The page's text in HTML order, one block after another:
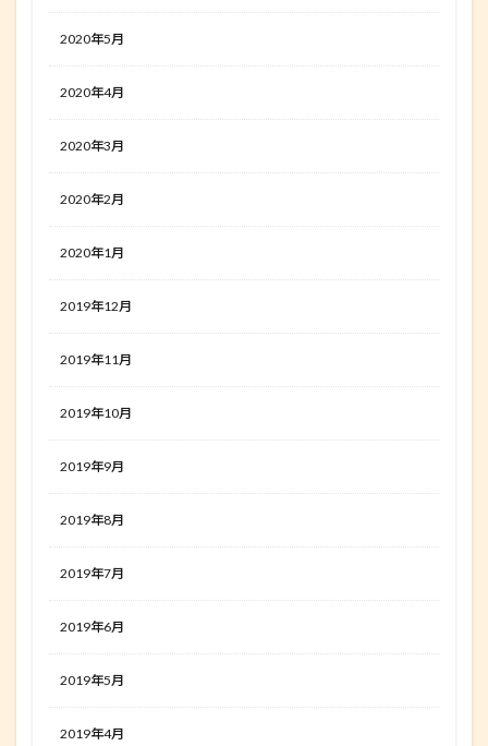
2020年5月
2020年4月
2020年3月
2020年2月
2020年1月
2019年12月
2019年11月
2019年10月
2019年9月
2019年8月
2019年7月
2019年6月
2019年5月
2019年4月